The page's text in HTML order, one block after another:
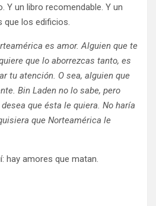
Y un libro recomendable. Y un
que los edificios.
es amor. Alguien que te
que lo aborrezcas tanto, es
tu atención. O sea, alguien que
Bin Laden no lo sabe, pero
que ésta le quiera. No haría
que Norteamérica le
hay amores que matan.